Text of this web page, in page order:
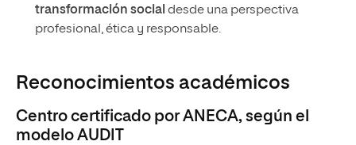
transformación social desde una perspectiva
profesional, ética y responsable.
Reconocimientos académicos
Centro certificado por ANECA, según el
modelo AUDIT